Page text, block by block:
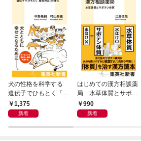
犬の性格を科学する
遺伝子でひもとく「最
良の友」の進化
1,375
新着
はじめての漢方相談薬
局 水草体質とサボテ
ン体質
990
新着